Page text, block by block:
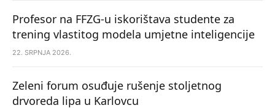
Profesor na FFZG-u iskorištava studente za
trening vlastitog modela umjetne inteligencije
22. SRPNJA 2026.
Zeleni forum osuđuje rušenje stoljetnog
drvoreda lipa u Karlovcu